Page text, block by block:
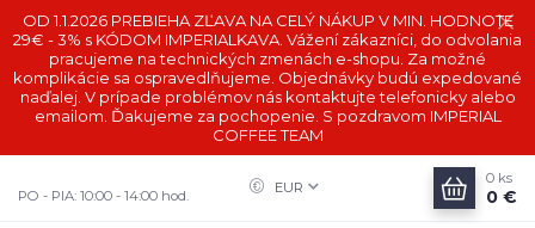
OD 1.1.2026 PREBIEHA ZĽAVA NA CELÝ NÁKUP V MIN. HODNOTE
29€ - 3% s KÓDOM IMPERIALKAVA. Vážení zákazníci, do odvolania
pracujeme na technických zmenách e-shopu. Za možné
komplikácie sa ospravedlňujeme. Objednávky budú expedované
naďalej. V prípade problémov nás kontaktujte telefonicky alebo
emailom. Ďakujeme za pochopenie. S pozdravom IMPERIAL
COFFEE TEAM
EUR
PO - PIA: 10:00 - 14:00 hod.
0 ks
0 €